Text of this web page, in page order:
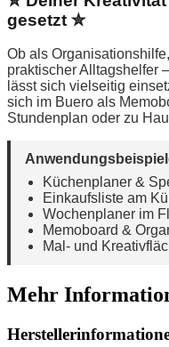
gesetzt ✮
Ob als
praktischer Alltagshelfer
lässt sich vielseitig
sich im Buero als
Stundenplan oder zu
Küchenplaner &
Einkaufsliste am
Wochenplaner im
Memoboard &
Mal- und
Mehr